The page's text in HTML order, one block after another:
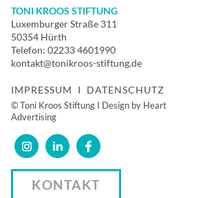
TONI KROOS STIFTUNG
Luxemburger Straße 311
50354 Hürth
Telefon: 02233 4601990
kontakt@tonikroos-stiftung.de
IMPRESSUM I DATENSCHUTZ
© Toni Kroos Stiftung I Design by Heart
Advertising
KONTAKT